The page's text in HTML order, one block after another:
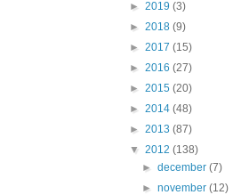
► 2019 (3)
► 2018 (9)
► 2017 (15)
► 2016 (27)
► 2015 (20)
► 2014 (48)
► 2013 (87)
▼ 2012 (138)
►december(7)
►november(12)